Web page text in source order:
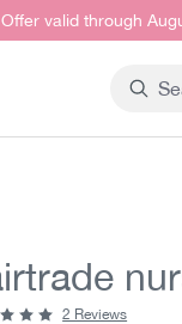
valid through
2 Reviews